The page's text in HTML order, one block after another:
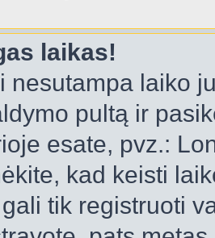
laikas!
nesutampa laiko
pultą ir
esate, pvz.:
kad keisti
tik registruoti